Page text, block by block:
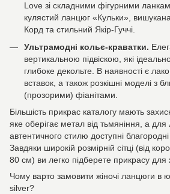
Love зі складними фігурними
кулястий ланцюг «Кульки»,
Корд та стильний Якір-Гуччі.
Ультрамодні кольє-краватки.
вертикальною підвіскою, які
глибоке декольте. В наявності є
вставок, а також розкішні моделі з
(прозорими) фіанітами.
Більшість прикрас каталогу мають
яке оберігає метал від тьмяніння, а для
автентичного стилю доступні
Завдяки широкій розмірній сітці (від
80 см) ви легко підберете прикрасу для
Чому варто замовити жіночі ланцюги в
silver?